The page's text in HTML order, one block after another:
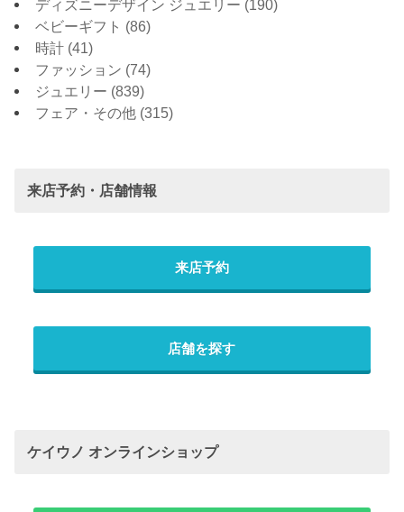
ディズニーデザイン ジュエリー (190)
ベビーギフト (86)
時計 (41)
ファッション (74)
ジュエリー (839)
フェア・その他 (315)
来店予約・店舗情報
来店予約
店舗を探す
ケイウノ オンラインショップ